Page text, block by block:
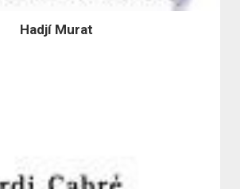
Hadjí Murat